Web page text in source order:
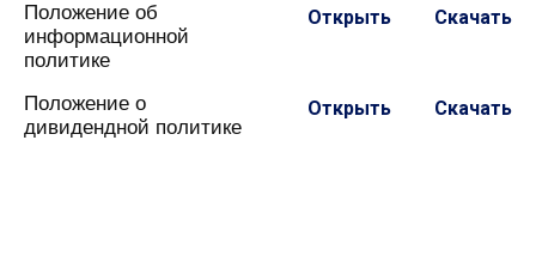
Положение об
информационной
политике
Открыть Скачать
Положение о
дивидендной политике
Открыть Скачать